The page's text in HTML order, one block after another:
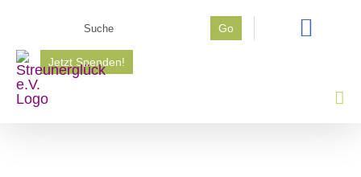
springen
Go
Jetzt Spenden!